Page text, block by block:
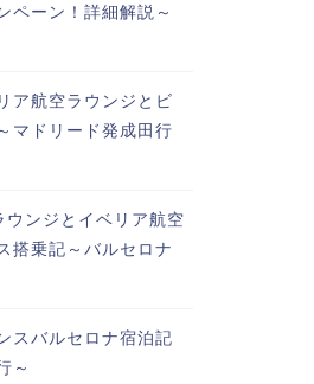
ペーン！詳細解説～
ア航空ラウンジとビ
マドリード発成田行
ンジとイベリア航空
搭乗記～バルセロナ
スバルセロナ宿泊記
～